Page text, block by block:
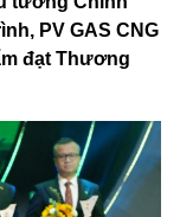
PV GAS CNG
đạt Thương